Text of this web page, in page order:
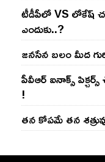
టీడీపీలో VS లోకేష్
ఎందుకు..?
జ‌న‌సేన బ‌లం మీద
పీవీఆర్ ఐనాక్స్
!
తన కోపమే తన